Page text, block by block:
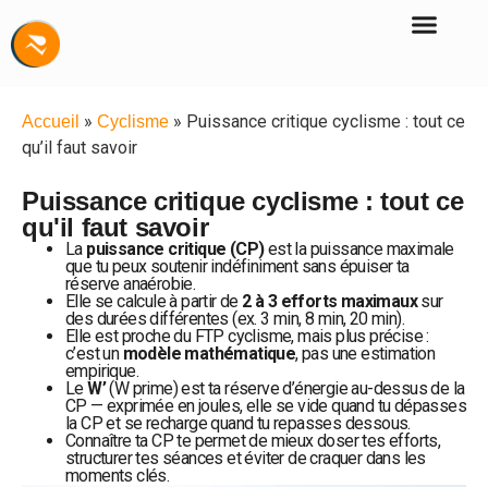
Accueil » Cyclisme » Puissance critique cyclisme : tout ce
qu’il faut savoir
Puissance critique cyclisme : tout ce
qu'il faut savoir
La puissance critique (CP)est la puissance maximale
que tu peux soutenir indéfiniment sans épuiser ta
réserve anaérobie.
Elle se calcule à partir de 2 à 3 efforts maximauxsur
des durées différentes (ex. 3 min, 8 min, 20 min).
Elle est proche du FTP cyclisme, mais plus précise :
c’est un modèle mathématique, pas une estimation
empirique.
LeW’(W prime) est ta réserve d’énergie au-dessus de la
CP — exprimée en joules, elle se vide quand tu dépasses
la CP et se recharge quand tu repasses dessous.
Connaître ta CP te permet de mieux doser tes efforts,
structurer tes séances et éviter de craquer dans les
moments clés.